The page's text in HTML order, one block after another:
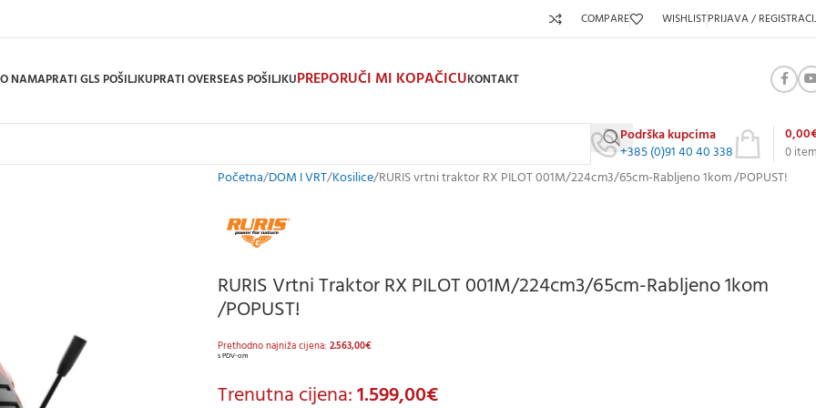
COMPARE WISHLISTPRIJAVA /
O NAMAPRATI GLS POŠILJKUPRATI OVERSEAS POŠILJKUPREPORUČI MI KOPAČICUKONTAKT
Podrška kupcima
+385 (0)91 40 40 338
0
0,00
Početna DOM I VRT Kosilice RURIS vrtni traktor RX PILOT 001M/224cm3/65cm-Rabljeno 1kom /POPUST!
RURIS Vrtni Traktor RX PILOT 001M/224cm3/65cm-Rabljeno 1kom
/POPUST!
Prethodno najniža cijena: 2.563,00€
s PDV-om
Trenutna cijena:1.599,00€